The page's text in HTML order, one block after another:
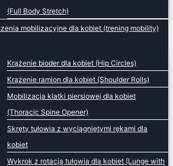
(Full Body Stretch)
mobilizacyjne dla kobiet (trening mobility)
Krążenie bioder dla kobiet (Hip Circles)
Krążenie ramion dla kobiet (Shoulder Rolls)
Mobilizacja klatki piersiowej dla kobiet
(Thoracic Spine Opener)
Skręty tułowia z wyciągniętymi rękami dla
kobiet
Wykrok z rotacją tułowia dla kobiet (Lunge with